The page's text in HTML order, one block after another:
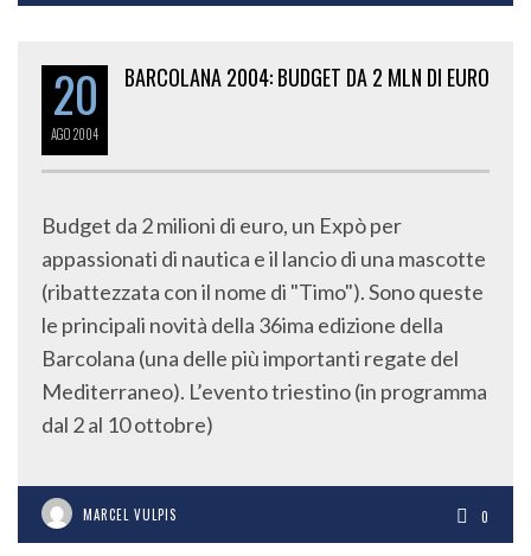
20
AGO2004
BARCOLANA 2004: BUDGET DA 2 MLN DI EURO
Budget da 2 milioni di euro, un Expò per
appassionati di nautica e il lancio di una mascotte
(ribattezzata con il nome di "Timo"). Sono queste
le principali novità della 36ima edizione della
Barcolana (una delle più importanti regate del
Mediterraneo). L’evento triestino (in programma
dal 2 al 10 ottobre)
MARCEL VULPIS 0